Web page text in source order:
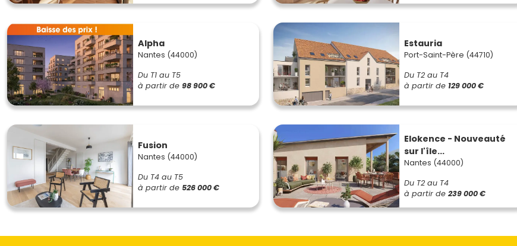
Alpha
Nantes (44000)
Du T1 au T5
à partir de 98 900 €
Estauria
Port-Saint-Père (44710)
Du T2 au T4
à partir de 129 000 €
Fusion
Nantes (44000)
Du T4 au T5
à partir de 526 000 €
Elokence - Nouveauté
sur l'île...
Nantes (44000)
Du T2 au T4
à partir de 239 000 €